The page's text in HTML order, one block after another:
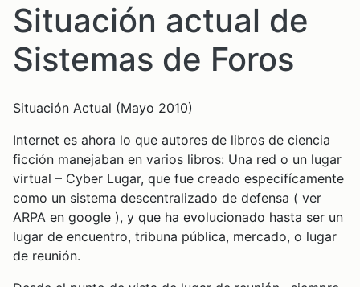
Situación actual de
Sistemas de Foros
Situación Actual (Mayo 2010)
Internet es ahora lo que autores de libros de ciencia
ficción manejaban en varios libros: Una red o un lugar
virtual – Cyber Lugar, que fue creado especifícamente
como un sistema descentralizado de defensa ( ver
ARPA en google ), y que ha evolucionado hasta ser un
lugar de encuentro, tribuna pública, mercado, o lugar
de reunión.